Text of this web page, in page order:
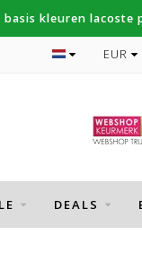
kleuren lacoste
Topmerken ThomasEUR
DEALS